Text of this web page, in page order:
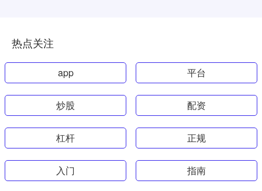
热点关注
app 平台
炒股 配资
杠杆 正规
入门 指南